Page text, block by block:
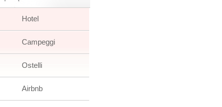
Hotel
Campeggi
Ostelli
Airbnb